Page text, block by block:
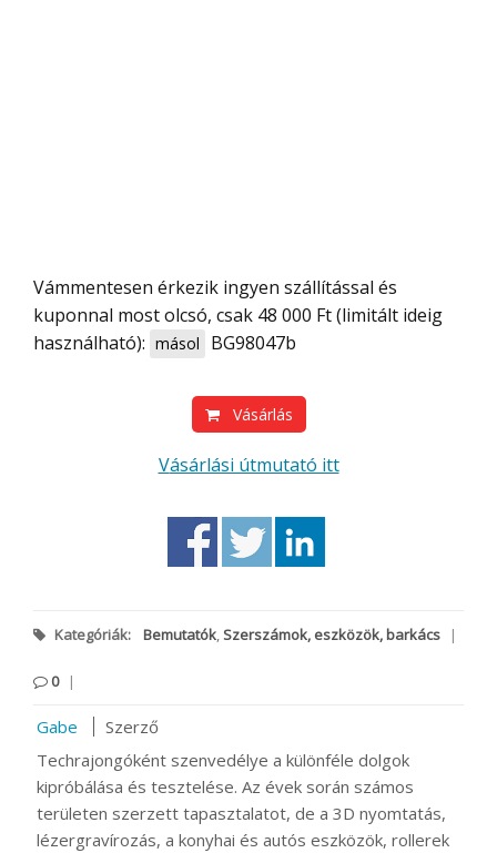
Vámmentesen érkezik ingyen szállítással és
kuponnal most olcsó, csak 48 000 Ft (limitált ideig
használható): másol BG98047b
Vásárlás
Vásárlási útmutató itt
Kategóriák: Bemutatók,Szerszámok, eszközök, barkács |
0 |
Gabe
Szerző
Techrajongóként szenvedélye a különféle dolgok
kipróbálása és tesztelése. Az évek során számos
területen szerzett tapasztalatot, de a 3D nyomtatás,
lézergravírozás, a konyhai és autós eszközök, rollerek